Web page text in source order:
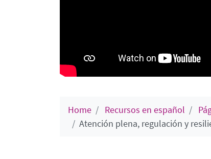
Home Recursos en español
Atención plena, regulación y